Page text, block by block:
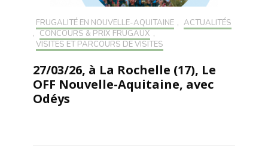
FRUGALITÉ EN NOUVELLE-AQUITAINE , ACTUALITÉS
, CONCOURS & PRIX FRUGAUX ,
VISITES ET PARCOURS DE VISITES
27/03/26, à La Rochelle (17), Le
OFF Nouvelle-Aquitaine, avec
Odéys